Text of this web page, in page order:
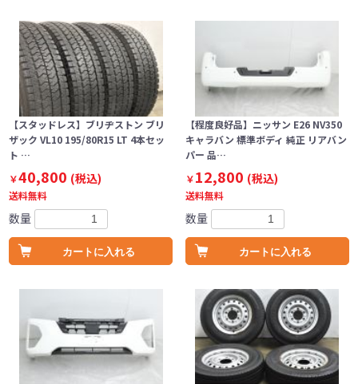
【スタッドレス】ブリヂストン ブリ
ザック VL10 195/80R15 LT 4本セッ
ト …
￥40,800 (税込)
送料無料
数量
カートに入れる
【程度良好品】ニッサン E26 NV350
キャラバン 標準ボディ 純正 リアバン
パー 品…
￥12,800 (税込)
送料無料
数量
カートに入れる